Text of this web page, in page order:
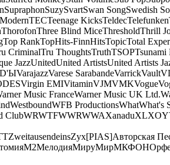
SupraphonSuzySvartSwan SongSwedish
TECTeenage KicksTeldecTelefunken
ThorofonThree Blind MiceThresholdThrill
Top RankTopHits-FinnHitsTopicTotal
CriminalTru ThoughtsTruthTSOPTsunami
JazzUnitedUnited ArtistsUnited Artists
VarajazzVarese SarabandeVarrickVault
Virgin EMIVitaminVJMVMKVogue
Music FranceWarner Music UK Ltd.
WestboundWFB ProductionsWhatWhat's
ClubWRWTFWWRWWAXanaduXLXOY
ZweitausendeinsZyx[PIAS]Авторская
М2МелодияМируМирМКФОН